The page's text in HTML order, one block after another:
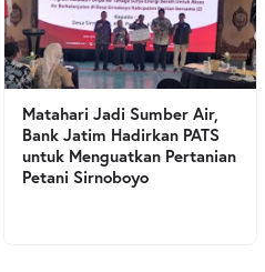
Matahari Jadi Sumber Air,
Bank Jatim Hadirkan PATS
untuk Menguatkan Pertanian
Petani Sirnoboyo